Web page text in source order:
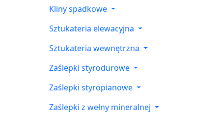
Kliny spadkowe
Sztukateria elewacyjna
Sztukateria wewnętrzna
Zaślepki styrodurowe
Zaślepki styropianowe
Zaślepki z wełny mineralnej